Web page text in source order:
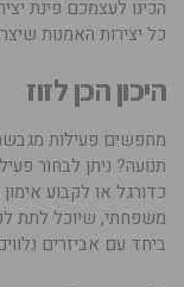
הכינו לעצמכם פינת
כל יצירות האמנות
היכון הכן לזוז
מחפשים פעילות
תנועה? ניתן לבחור
כדורגל או לקבוע
משפחתי, שיוכל לתת
ביחד עם אביזרים